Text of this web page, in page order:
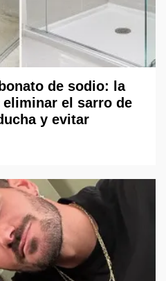
de sodio: la
eliminar el sarro de
y evitar